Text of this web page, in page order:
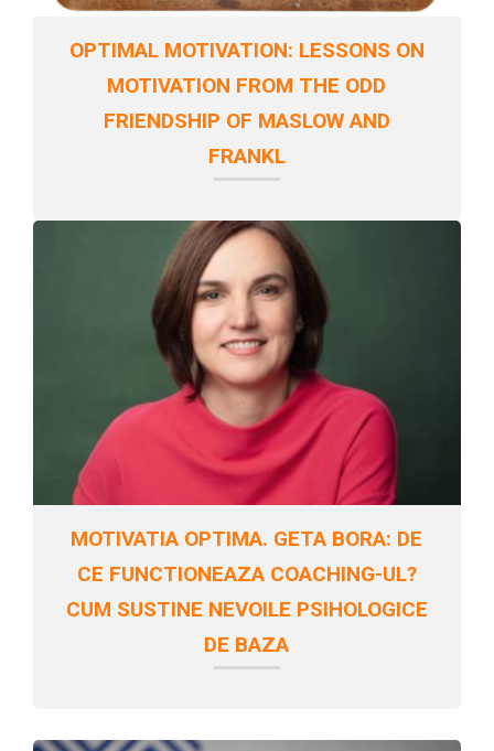
OPTIMAL MOTIVATION: LESSONS ON
MOTIVATION FROM THE ODD
FRIENDSHIP OF MASLOW AND
FRANKL
MOTIVATIA OPTIMA. GETA BORA: DE
CE FUNCTIONEAZA COACHING-UL?
CUM SUSTINE NEVOILE PSIHOLOGICE
DE BAZA